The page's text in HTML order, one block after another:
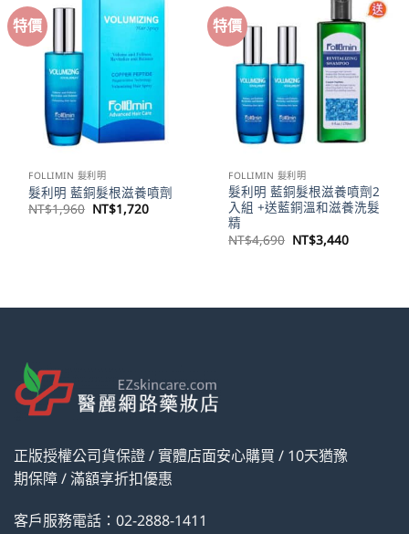
特價
FOLLIMIN 髮利明
髮利明 藍銅髮根滋養噴劑
NT$1,960 原
NT$1,720目
特價
FOLLIMIN 髮利明
髮利明 藍銅髮根滋養噴劑2
入組 +送藍銅溫和滋養洗髮
精
NT$4,690 原
始
NT$3,440目
正版授權公司貨保證 / 實體店面安心購買 / 10天猶豫
期保障 / 滿額享折扣優惠
客戶服務電話：02-2888-1411